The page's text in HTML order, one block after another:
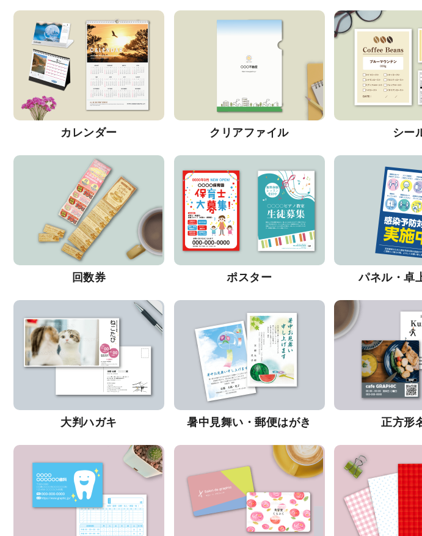
カレンダー クリアファイル シー
回数券 ポスター パネル・卓
大判ハガキ 暑中見舞い・郵便はがき 正方形